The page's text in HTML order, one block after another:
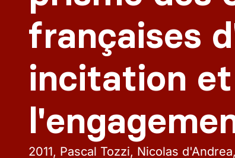
françaises
incitation
2011 Pascal Tozzi, Nicolas